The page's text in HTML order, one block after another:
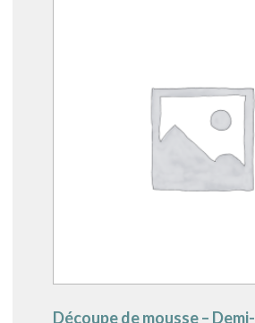
Découpe de mousse –